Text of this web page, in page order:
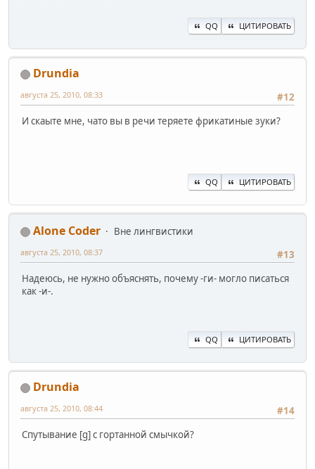
QQ ЦИТИРОВАТЬ
Drundia
#12
августа 25, 2010, 08:33
И скаыте мне, чато вы в речи теряете фрикатиные зуки?
QQ ЦИТИРОВАТЬ
Alone Coder
Вне лингвистики
#13
августа 25, 2010, 08:37
Надеюсь, не нужно объяснять, почему -ги- могло писаться
как -и-.
QQ ЦИТИРОВАТЬ
Drundia
#14
августа 25, 2010, 08:44
Спутывание [g] с гортанной смычкой?